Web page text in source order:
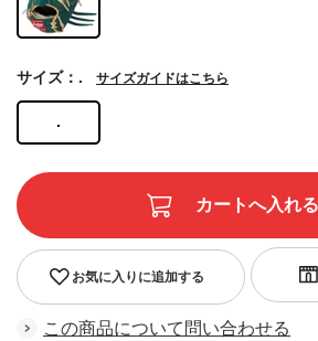
.
サイズ：. サイズガイドはこちら
お気に入りに追加する
この商品について問い合わせる